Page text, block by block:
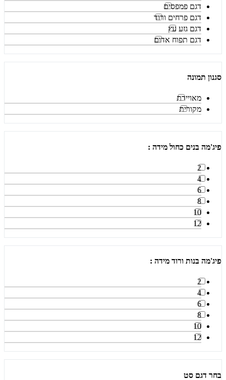
דגם פמפסים
דגם פרחים ורוד
דגם גזע עץ
דגם תפוח אדום
סגנון תמונה
מאויירת
מקורית
פיג'מה בנים כחול מידה :
2
4
6
8
10
12
פיג'מה בנות ורוד מידה :
2
4
6
8
10
12
בחר דגם סט